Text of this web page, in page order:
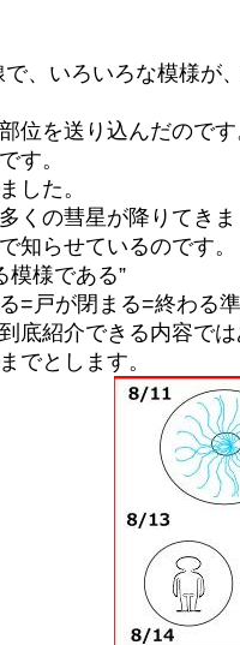
、いろいろな模様が
位を送り込んだのです
す。
した。
くの彗星が降りてきま
知らせているのです。
模様である”
=戸が閉まる=終わる
底紹介できる内容では
でとします。